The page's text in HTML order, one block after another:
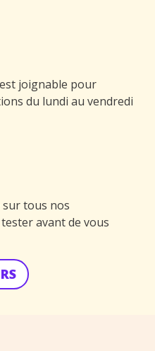
joignable pour
du lundi au vendredi
sur tous nos
avant de vous